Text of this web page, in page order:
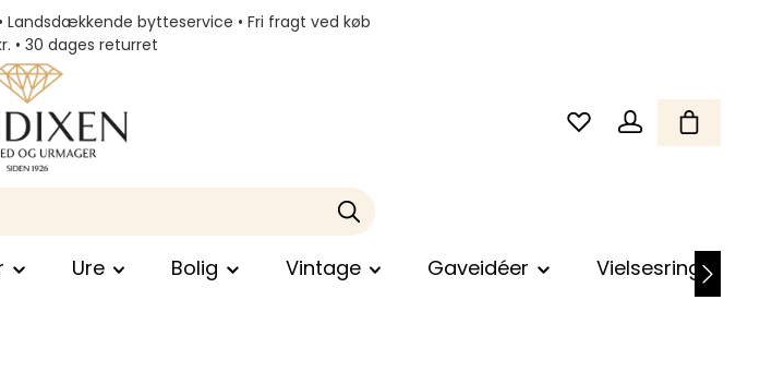
bytteservice • Fri fragt ved køb
• 30 dages returret
Ure Bolig Vintage Gaveidéer Vielsesringe